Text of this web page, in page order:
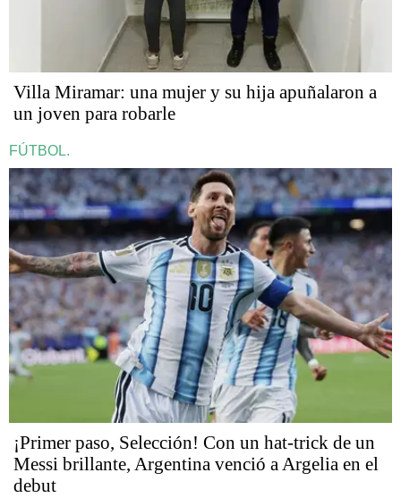
Villa Miramar: una mujer y su hija apuñalaron a
un joven para robarle
FÚTBOL.
¡Primer paso, Selección! Con un hat-trick de un
Messi brillante, Argentina venció a Argelia en el
debut